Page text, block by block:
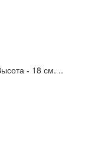
- 18 см. ..